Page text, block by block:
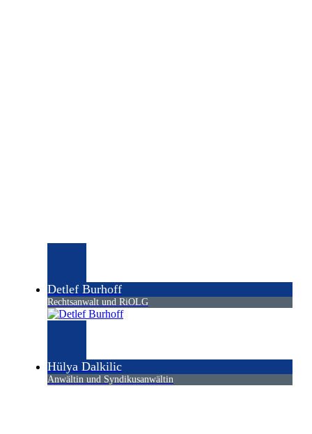
Detlef Burhoff
Rechtsanwalt und RiOLG
Hülya Dalkilic
Anwältin und Syndikusanwältin